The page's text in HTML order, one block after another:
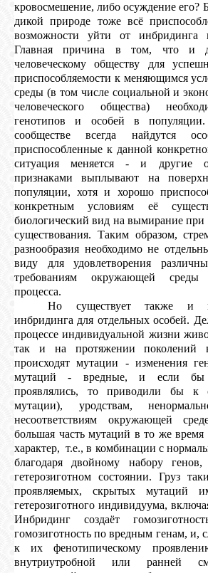
кровосмешение, либо осуждение его?
дикой природе тоже всё
возможности уйти от инбридинга
Главная причина в том, что и
человеческому обществу для
приспособляемости к меняющимся
среды (в том числе социальной и
человеческого общества)
генотипов и особей в
сообществе всегда найдутся
приспособленные к данной
ситуация меняется - и другие
признаками выплывают на
популяции, хотя и хорошо
конкретным условиям её
биологический вид на вымирание при
существования. Таким образом,
разнообразия необходимо не
виду для удовлетворения
требованиям окружающей среды
процесса.
Но существует также и
инбридинга для отдельных особей.
процессе индивидуальной жизни
так и на протяжении поколений
происходят мутации - изменения
мутаций - вредные, и если бы
проявлялись, то приводили бы к
мутации), уродствам,
несоответствиям окружающей
большая часть мутаций в то же время
характер, т.е., в комбинации с
благодаря двойному набору
гетерозиготном состоянии. Груз
проявляемых, скрытых мутаций
гетерозиготного индивидуума,
Инбридинг создаёт
гомозиготность по вредным генам, и,
к их фенотипическому
внутриутробной или ранней